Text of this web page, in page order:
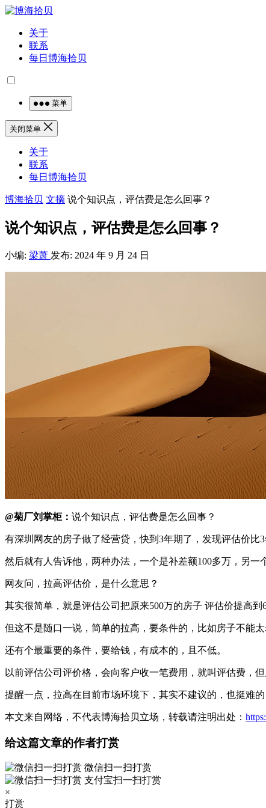
关于
联系
每日博海拾贝
菜单
关闭菜单
关于
联系
每日博海拾贝
博海拾贝 文摘 说个知识点，评估费是怎么回事？
说个知识点，评估费是怎么回事？
小编: 梁萧 发布: 2024 年 9 月 24 日
@菊厂刘掌柜： 说个知识点，评估费是怎么回事？
有深圳网友的房子做了经营贷，快到3年期了，发现评估价比
然后就有人告诉他，两种办法，一个是补差额100多万，另一
网友问，拉高评估价，是什么意思？
其实很简单，就是评估公司把原来500万的房子 评估价提高到
但这不是随口一说，简单的拉高，要条件的，比如房子不能太
还有个最重要的条件，要给钱，有成本的，且不低。
以前评估公司评价格，会向客户收一笔费用，就叫评估费，
提醒一点，拉高在目前市场环境下，其实不建议的，也挺难的
本文来自网络，不代表博海拾贝立场，转载请注明出处：
给这篇文章的作者打赏
微信扫一扫打赏
支付宝扫一扫打赏
×
打赏